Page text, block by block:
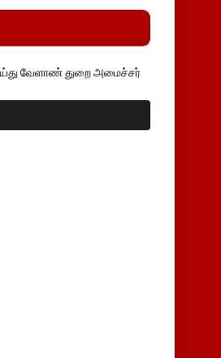
அமைச்சர் வினோத் வாசித்து வருகிறார். �.